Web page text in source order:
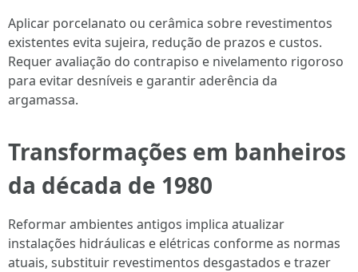
Aplicar porcelanato ou cerâmica sobre revestimentos
existentes evita sujeira, redução de prazos e custos.
Requer avaliação do contrapiso e nivelamento rigoroso
para evitar desníveis e garantir aderência da
argamassa.
Transformações em banheiros
da década de 1980
Reformar ambientes antigos implica atualizar
instalações hidráulicas e elétricas conforme as normas
atuais, substituir revestimentos desgastados e trazer